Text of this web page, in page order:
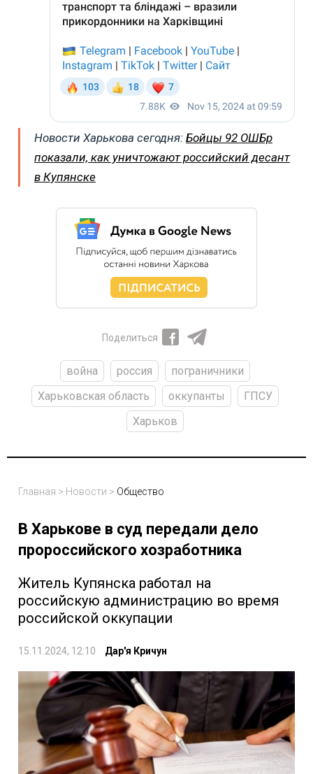
Новости Харькова сегодня: Бойцы 92 ОШБр
показали, как уничтожают российский десант
в Купянске
Поделиться
война россия
пограничники
Харьковская область
оккупанты
ГПСУ
Харьков
Главная > Новости > Общество
В Харькове в суд передали дело
пророссийского хозработника
Житель Купянска работал на
российскую администрацию во время
российской оккупации
15.11.2024, 12:10 Дар'я Кричун